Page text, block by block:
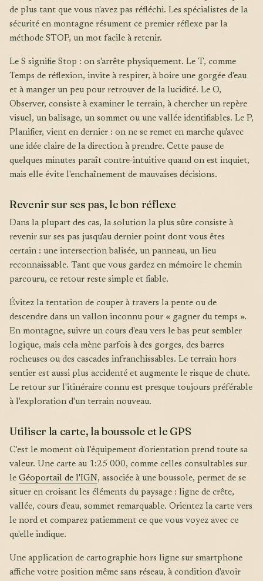
de plus tant que vous n'avez pas réfléchi. Les spécialistes de la
sécurité en montagne résument ce premier réflexe par la
méthode STOP, un mot facile à retenir.
Le S signifie Stop : on s'arrête physiquement. Le T, comme
Temps de réflexion, invite à respirer, à boire une gorgée d'eau
et à manger un peu pour retrouver de la lucidité. Le O,
Observer, consiste à examiner le terrain, à chercher un repère
visuel, un balisage, un sommet ou une vallée identifiables. Le P,
Planifier, vient en dernier : on ne se remet en marche qu'avec
une idée claire de la direction à prendre. Cette pause de
quelques minutes paraît contre-intuitive quand on est inquiet,
mais elle évite l'enchaînement de mauvaises décisions.
Revenir sur ses pas, le bon réflexe
Dans la plupart des cas, la solution la plus sûre consiste à
revenir sur ses pas jusqu'au dernier point dont vous êtes
certain : une intersection balisée, un panneau, un lieu
reconnaissable. Tant que vous gardez en mémoire le chemin
parcouru, ce retour reste simple et fiable.
Évitez la tentation de couper à travers la pente ou de
descendre dans un vallon inconnu pour « gagner du temps ».
En montagne, suivre un cours d'eau vers le bas peut sembler
logique, mais cela mène parfois à des gorges, des barres
rocheuses ou des cascades infranchissables. Le terrain hors
sentier est aussi plus accidenté et augmente le risque de chute.
Le retour sur l'itinéraire connu est presque toujours préférable
à l'exploration d'un terrain nouveau.
Utiliser la carte, la boussole et le GPS
C'est le moment où l'équipement d'orientation prend toute sa
valeur. Une carte au 1:25 000, comme celles consultables sur
le Géoportail de l'IGN , associée à une boussole, permet de se
situer en croisant les éléments du paysage : ligne de crête,
vallée, cours d'eau, sommet remarquable. Orientez la carte vers
le nord et comparez patiemment ce que vous voyez avec ce
qu'elle indique.
Une application de cartographie hors ligne sur smartphone
affiche votre position même sans réseau, à condition d'avoir